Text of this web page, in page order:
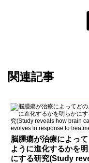
関連記事
脳腫瘍が治療によっ
ように進化するかを
にする研究(Study